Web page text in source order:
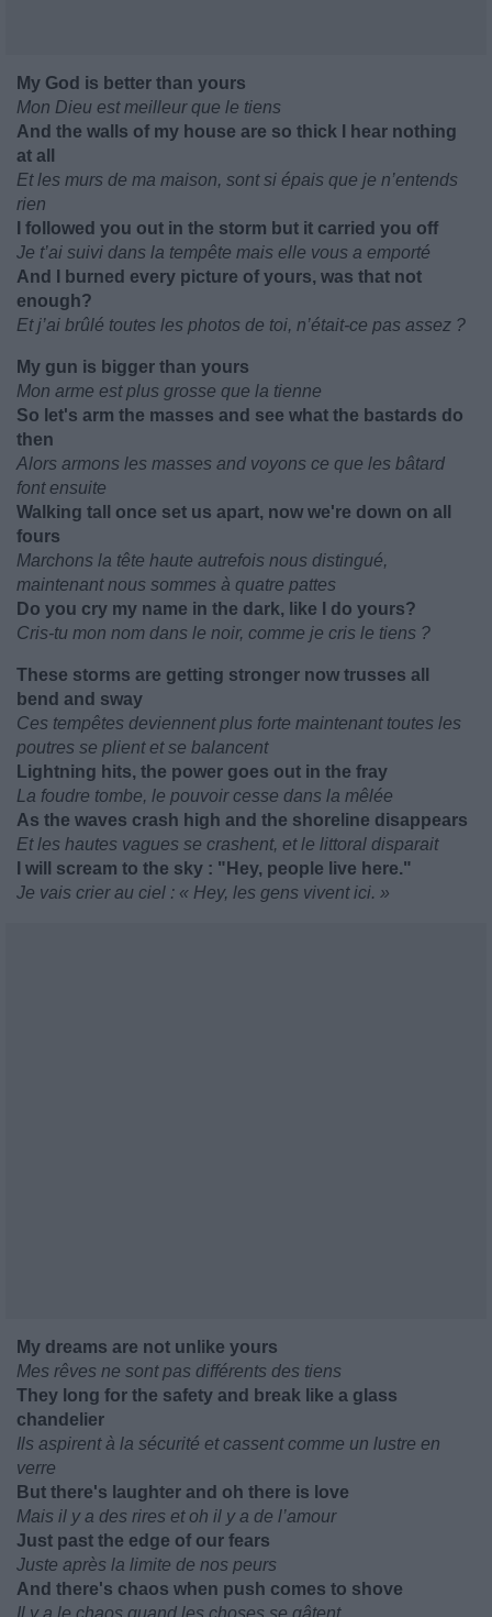
My God is better than yours
Mon Dieu est meilleur que le tiens
And the walls of my house are so thick I hear nothing
at all
Et les murs de ma maison, sont si épais que je n’entends
rien
I followed you out in the storm but it carried you off
Je t’ai suivi dans la tempête mais elle vous a emporté
And I burned every picture of yours, was that not
enough?
Et j’ai brûlé toutes les photos de toi, n’était-ce pas assez ?
My gun is bigger than yours
Mon arme est plus grosse que la tienne
So let's arm the masses and see what the bastards do
then
Alors armons les masses and voyons ce que les bâtard
font ensuite
Walking tall once set us apart, now we're down on all
fours
Marchons la tête haute autrefois nous distingué,
maintenant nous sommes à quatre pattes
Do you cry my name in the dark, like I do yours?
Cris-tu mon nom dans le noir, comme je cris le tiens ?
These storms are getting stronger now trusses all
bend and sway
Ces tempêtes deviennent plus forte maintenant toutes les
poutres se plient et se balancent
Lightning hits, the power goes out in the fray
La foudre tombe, le pouvoir cesse dans la mêlée
As the waves crash high and the shoreline disappears
Et les hautes vagues se crashent, et le littoral disparait
I will scream to the sky : "Hey, people live here."
Je vais crier au ciel : « Hey, les gens vivent ici. »
My dreams are not unlike yours
Mes rêves ne sont pas différents des tiens
They long for the safety and break like a glass
chandelier
Ils aspirent à la sécurité et cassent comme un lustre en
verre
But there's laughter and oh there is love
Mais il y a des rires et oh il y a de l’amour
Just past the edge of our fears
Juste après la limite de nos peurs
And there's chaos when push comes to shove
Il y a le chaos quand les choses se gâtent